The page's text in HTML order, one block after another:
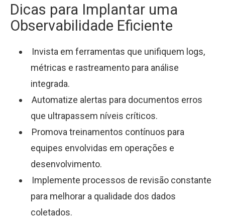
Dicas para Implantar uma
Observabilidade Eficiente
Invista em ferramentas que unifiquem logs,
métricas e rastreamento para análise
integrada.
Automatize alertas para documentos erros
que ultrapassem níveis críticos.
Promova treinamentos contínuos para
equipes envolvidas em operações e
desenvolvimento.
Implemente processos de revisão constante
para melhorar a qualidade dos dados
coletados.